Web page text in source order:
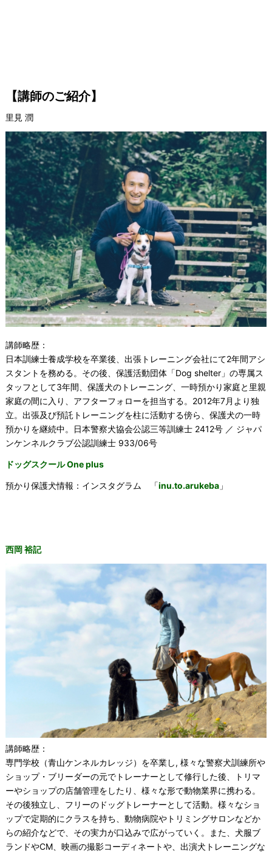
【講師のご紹介】
里見 潤
講師略歴：
日本訓練士養成学校を卒業後、出張トレーニング会社にて2年間アシ
スタントを務める。その後、保護活動団体「Dog shelter」の専属ス
タッフとして3年間、保護犬のトレーニング、一時預かり家庭と里親
家庭の間に入り、アフターフォローを担当する。2012年7月より独
立。出張及び預託トレーニングを柱に活動する傍ら、保護犬の一時
預かりを継続中。日本警察犬協会公認三等訓練士 2412号 ／ ジャパ
ンケンネルクラブ公認訓練士 933/06号
ドッグスクール One plus
預かり保護犬情報：インスタグラム 「inu.to.arukeba」
西岡 裕記
講師略歴：
専門学校（青山ケンネルカレッジ）を卒業し, 様々な警察犬訓練所や
ショップ・ブリーダーの元でトレーナーとして修行した後、トリマ
ーやショップの店舗管理をしたり、様々な形で動物業界に携わる。
その後独立し、フリーのドッグトレーナーとして活動。様々なショ
ップで定期的にクラスを持ち、動物病院やトリミングサロンなどか
らの紹介などで、その実力が口込みで広がっていく。また、犬服ブ
ランドやCM、映画の撮影コーディネートや、出演犬トレーニングな